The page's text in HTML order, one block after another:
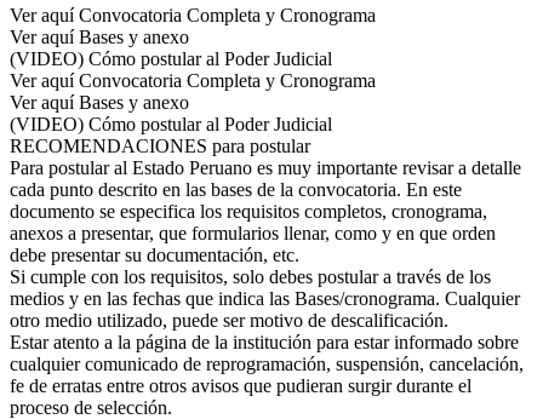
Ver aquí Convocatoria Completa y Cronograma
Ver aquí Bases y anexo
(VIDEO) Cómo postular al Poder Judicial
Ver aquí Convocatoria Completa y Cronograma
Ver aquí Bases y anexo
(VIDEO) Cómo postular al Poder Judicial
RECOMENDACIONES para postular
Para postular al Estado Peruano es muy importante revisar a detalle
cada punto descrito en las bases de la convocatoria. En este
documento se especifica los requisitos completos, cronograma,
anexos a presentar, que formularios llenar, como y en que orden
debe presentar su documentación, etc.
Si cumple con los requisitos, solo debes postular a través de los
medios y en las fechas que indica las Bases/cronograma. Cualquier
otro medio utilizado, puede ser motivo de descalificación.
Estar atento a la página de la institución para estar informado sobre
cualquier comunicado de reprogramación, suspensión, cancelación,
fe de erratas entre otros avisos que pudieran surgir durante el
proceso de selección.